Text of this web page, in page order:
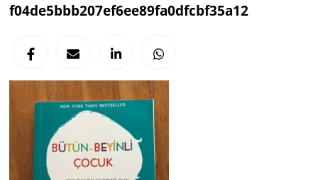
f04de5bbb207ef6ee89fa0dfcbf35a12